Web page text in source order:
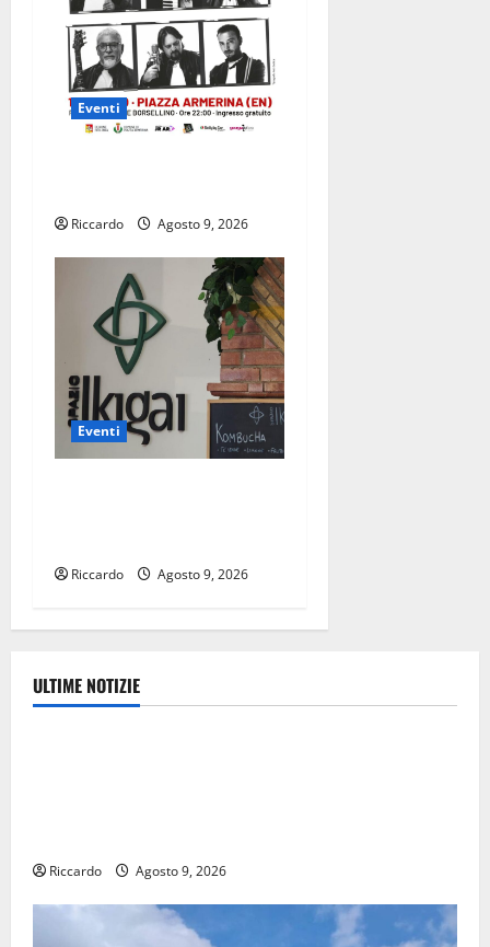
Eventi
Riccardo Agosto 9, 2026
Eventi
Riccardo Agosto 9, 2026
ULTIME NOTIZIE
Ambiente
Riccardo Agosto 9, 2026